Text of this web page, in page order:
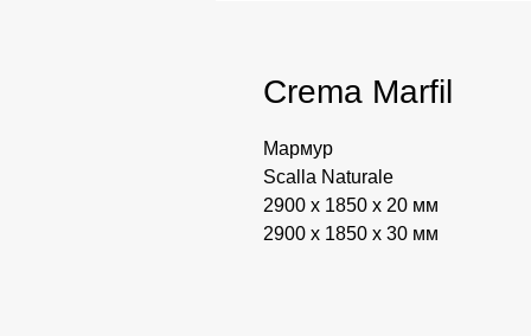
Crema Marfil
Мармур
Scalla Naturale
2900 x 1850 x 20 мм
2900 x 1850 x 30 мм